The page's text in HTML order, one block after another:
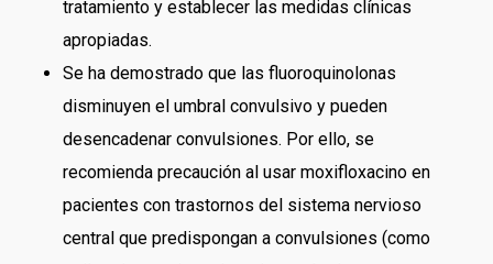
tratamiento y establecer las medidas clínicas
apropiadas.
Se ha demostrado que las fluoroquinolonas
disminuyen el umbral convulsivo y pueden
desencadenar convulsiones. Por ello, se
recomienda precaución al usar moxifloxacino en
pacientes con trastornos del sistema nervioso
central que predispongan a convulsiones (como